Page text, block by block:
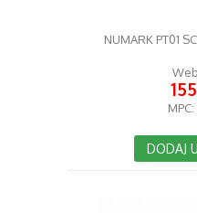
NUMARK PT01
MPC:
DODAJ